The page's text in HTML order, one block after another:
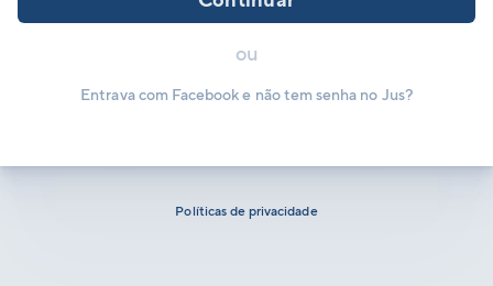
ou
Entrava com Facebook e não tem senha no Jus?
Políticas de privacidade